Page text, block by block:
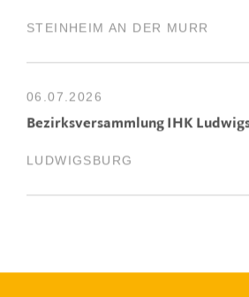
STEINHEIM AN DER MURR
06.07.2026
Bezirksversammlung IHK
LUDWIGSBURG